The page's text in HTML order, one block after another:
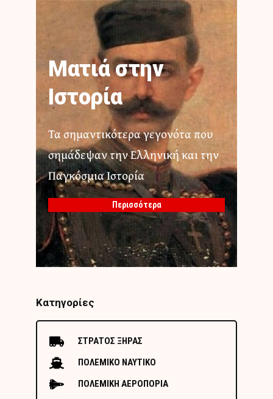
Ματιά στην
Ιστορία
Τα σημαντικότερα γεγονότα που
σημάδεψαν την Ελληνική και την
Παγκόσμια Ιστορία
Περισσότερα
Κατηγορίες
ΣΤΡΑΤΟΣ ΞΗΡΑΣ
ΠΟΛΕΜΙΚΟ ΝΑΥΤΙΚΟ
ΠΟΛΕΜΙΚΗ ΑΕΡΟΠΟΡΙΑ